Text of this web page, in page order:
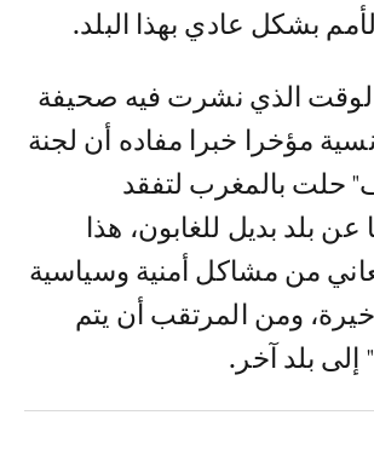
بشكل عادي بهذا البلد.
الذي نشرت فيه صحيفة
مؤخرا خبرا مفاده أن لجنة
حلت بالمغرب لتفقد
عن بلد بديل للغابون، هذا
من مشاكل أمنية وسياسية
ومن المرتقب أن يتم
إلى بلد آخر.